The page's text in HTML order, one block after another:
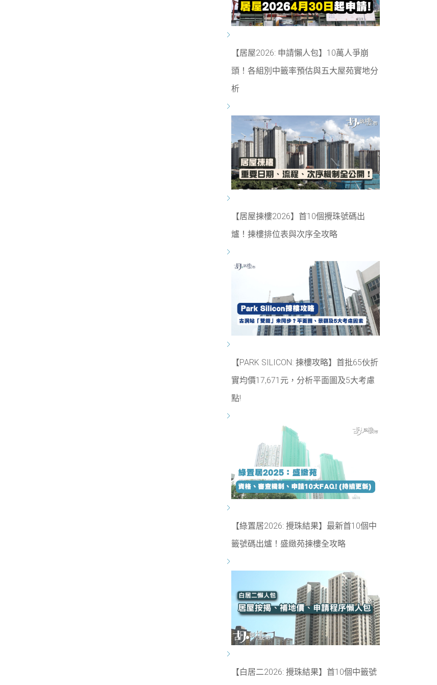
【居屋2026: 申請懶人包】10萬人爭崩
頭！各組別中籤率預估與五大屋苑實地分
析
【居屋揀樓2026】首10個攪珠號碼出
爐！揀樓排位表與次序全攻略
【PARK SILICON: 揀樓攻略】首批65伙折
實均價17,671元，分析平面圖及5大考慮
點!
【綠置居2026: 攪珠結果】最新首10個中
籤號碼出爐！盛緻苑揀樓全攻略
【白居二2026: 攪珠結果】首10個中籤號